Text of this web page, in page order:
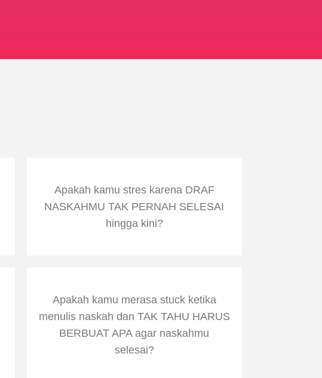
Apakah kamu stres karena DRAF
NASKAHMU TAK PERNAH SELESAI
hingga kini?
Apakah kamu merasa stuck ketika
menulis naskah dan TAK TAHU HARUS
BERBUAT APA agar naskahmu
selesai?